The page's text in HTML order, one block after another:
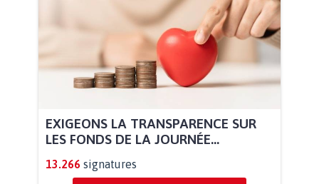
EXIGEONS LA TRANSPARENCE SUR
LES FONDS DE LA JOURNÉE...
13.266 signatures